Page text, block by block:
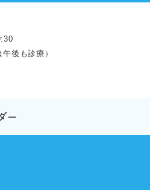
後も診療）
ー